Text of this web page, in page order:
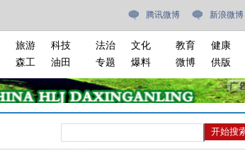
腾讯微博 新浪微博
旅游
科技
森工
油田
法治
文化
专题
爆料
教育
健康
微博
供版